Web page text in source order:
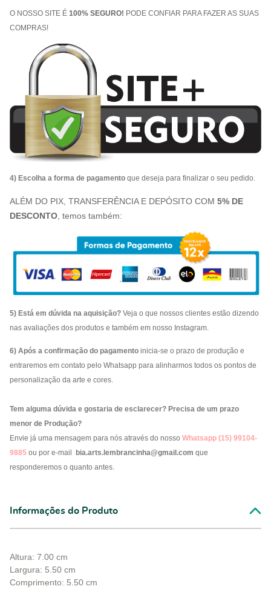
O NOSSO SITE É 100% SEGURO! PODE CONFIAR PARA FAZER AS SUAS
COMPRAS!
4) Escolha a forma de pagamento que deseja para finalizar o seu pedido.
ALÉM DO PIX, TRANSFERÊNCIA E DEPÓSITO COM 5% DE
DESCONTO , temos também:
5) Está em dúvida na aquisição? Veja o que nossos clientes estão dizendo
nas avaliações dos produtos e também em nosso Instagram.
6) Após a confirmação do pagamento inicia-se o prazo de produção e
entraremos em contato pelo Whatsapp para alinharmos todos os pontos de
personalização da arte e cores.
Tem alguma dúvida e gostaria de esclarecer? Precisa de um prazo
menor de Produção?
Envie já uma mensagem para nós através do nosso Whatsapp (15) 99104-
9885 ou por e-mail bia.arts.lembrancinha@gmail.com que
responderemos o quanto antes.
Informações do Produto
Altura: 7.00 cm
Largura: 5.50 cm
Comprimento: 5.50 cm